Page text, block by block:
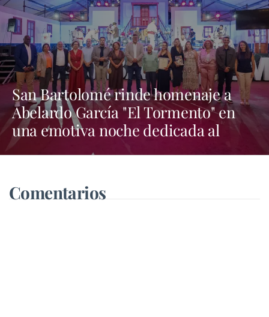
San Bartolomé rinde homenaje a
Abelardo García "El Tormento" en
una emotiva noche dedicada al
folclore canario
Comentarios